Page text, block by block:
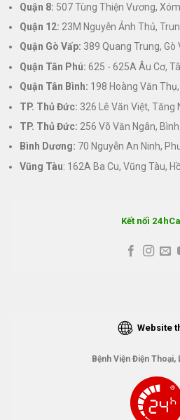
Quận 8: 507 Tùng Thiện Vương, Xóm
Quận 12: 23M Nguyễn Ảnh Thủ,
Quận Gò Vấp: 389 Quang Trung, Gò
Quận Tân Phú: 625 - 625A Âu Cơ,
Quận Tân Bình: 198 Hoàng Văn
TP. Thủ Đức: 326 Lê Văn Việt, Tăng
TP. Thủ Đức: 256 Võ Văn Ngân,
Bình Dương: 70 Nguyễn An Ninh,
Vũng Tàu: 162A Ba Cu, Vũng Tàu,
Kết nối
Website
Bệnh Viện Điện Thoại,